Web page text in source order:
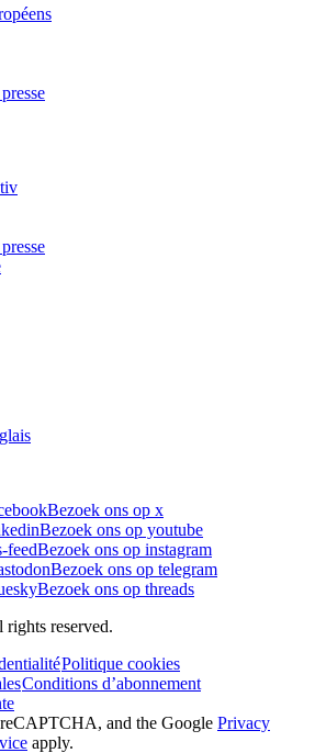
Bezoek ons op x
Bezoek ons op youtube
feedBezoek ons op instagram
Bezoek ons op telegram
Bezoek ons op threads
reserved.
Politique cookies
Conditions d’abonnement
and the Google Privacy
apply.